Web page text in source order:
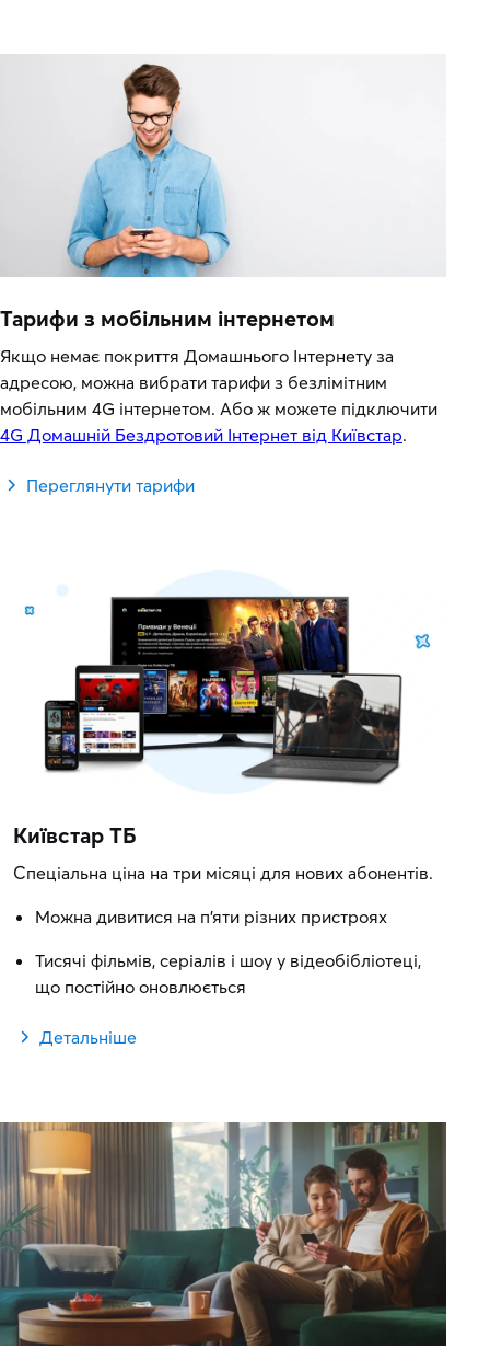
Тарифи з мобільним інтернетом
Якщо немає покриття Домашнього Інтернету за
адресою, можна вибрати тарифи з безлімітним
мобільним 4G інтернетом. Або ж можете підключити
4G Домашній Бездротовий Інтернет від Київстар.
Переглянути тарифи
Київстар ТБ
Спеціальна ціна на три місяці для нових абонентів.
Можна дивитися на п'яти різних пристроях
Тисячі фільмів, серіалів і шоу у відеобібліотеці,
що постійно оновлюється
Детальніше